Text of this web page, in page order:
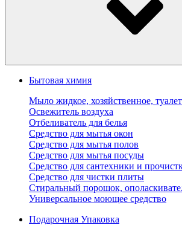
Бытовая химия
Мыло жидкое, хозяйственное,
Освежитель воздуха
Отбеливатель для белья
Средство для мытья окон
Средство для мытья полов
Средство для мытья посуды
Средство для сантехники и
Средство для чистки плиты
Стиральный порошок,
Универсальное моющее средство
Подарочная Упаковка